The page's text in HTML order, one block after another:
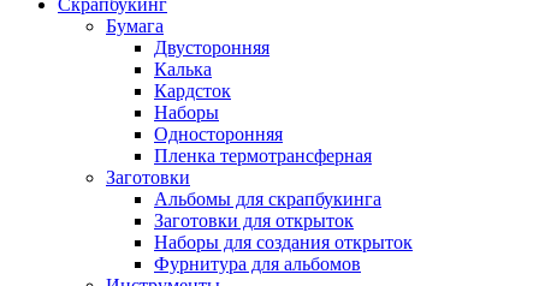
Скрапбукинг
Бумага
Двусторонняя
Калька
Кардсток
Наборы
Односторонняя
Пленка термотрансферная
Заготовки
Альбомы для скрапбукинга
Заготовки для открыток
Наборы для создания открыток
Фурнитура для альбомов